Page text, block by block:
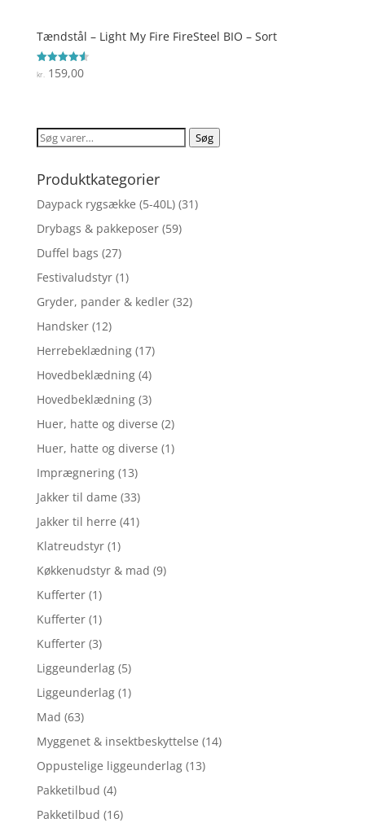
Tændstål – Light My Fire FireSteel BIO – Sort
Vurderet
4.6
kr.159,00
Søg
Søg
Produktkategorier
Daypack rygsække (5-40L) (31)
Drybags & pakkeposer (59)
Duffel bags (27)
Festivaludstyr (1)
Gryder, pander & kedler (32)
Handsker (12)
Herrebeklædning (17)
Hovedbeklædning (4)
Hovedbeklædning (3)
Huer, hatte og diverse (2)
Huer, hatte og diverse (1)
Imprægnering (13)
Jakker til dame (33)
Jakker til herre (41)
Klatreudstyr (1)
Køkkenudstyr & mad (9)
Kufferter (1)
Kufferter (1)
Kufferter (3)
Liggeunderlag (5)
Liggeunderlag (1)
Mad (63)
Myggenet & insektbeskyttelse (14)
Oppustelige liggeunderlag (13)
Pakketilbud (4)
Pakketilbud (16)